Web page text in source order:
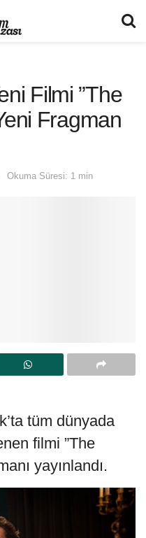
Filmi ”The
Fragman
Okuma Süresi: 1 min
tüm dünyada
filmi ”The
yayınlandı.